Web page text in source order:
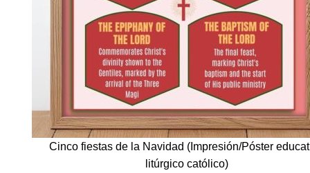
Cinco fiestas de la Navidad (Impresión/Póster
litúrgico católico)